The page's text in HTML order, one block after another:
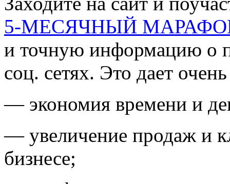
5-МЕСЯЧНЫЙ
и точную информацию о
соц. сетях. Это дает
— экономия времени и
— увеличение продаж и
бизнесе;